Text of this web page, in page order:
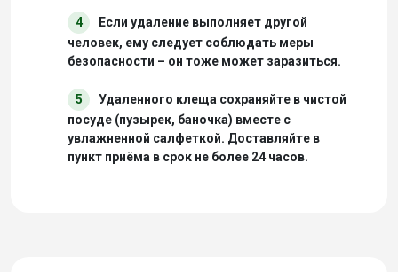
4
Если удаление выполняет другой
человек, ему следует соблюдать меры
безопасности – он тоже может заразиться.
5
Удаленного клеща сохраняйте в чистой
посуде (пузырек, баночка) вместе с
увлажненной салфеткой. Доставляйте в
пункт приёма в срок не более 24 часов.